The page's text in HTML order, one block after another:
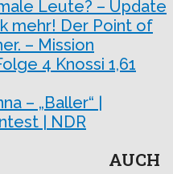
Leute? – Update
mehr! Der Point of
– Mission
4 Knossi 1,61
– „Baller“ |
| NDR
AUCH